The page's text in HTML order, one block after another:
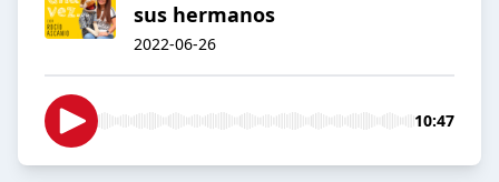
sus hermanos
2022-06-26
10:47